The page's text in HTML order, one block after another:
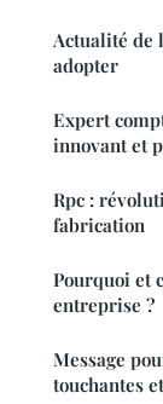
Actualité de
adopter
Expert
innovant et
Rpc :
fabrication
Pourquoi et
entreprise ?
Message
touchantes